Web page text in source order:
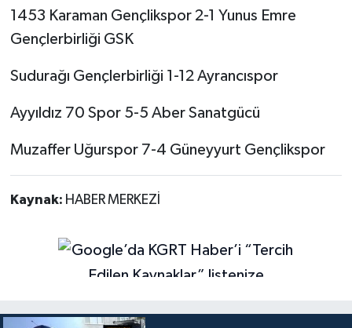
1453 Karaman Gençlikspor 2-1 Yunus Emre
Gençlerbirliği GSK
Sudurağı Gençlerbirliği 1-12 Ayrancıspor
Ayyıldız 70 Spor 5-5 Aber Sanatgücü
Muzaffer Uğurspor 7-4 Güneyyurt Gençlikspor
Kaynak: HABER MERKEZİ